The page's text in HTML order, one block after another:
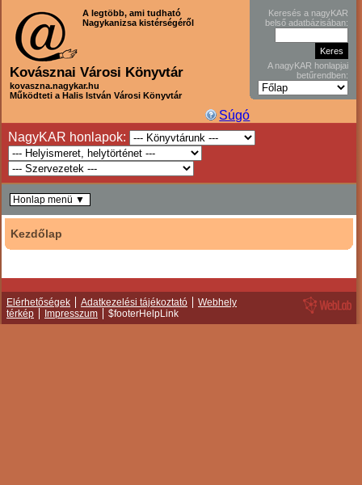
A legtöbb, ami tudható
Nagykanizsa kistérségéről
Kovásznai Városi Könyvtár
kovaszna.nagykar.hu
Működteti a Halis István Városi Könyvtár
Keresés a nagyKAR
belső adatbázisában:
A nagyKAR honlapjai
betűrendben:
Súgó
NagyKAR honlapok:
Kezdőlap
Honlap menü ▼
Elérhetőségek Adatkezelési tájékoztató
Webhely
térkép
Impresszum $footerHelpLink